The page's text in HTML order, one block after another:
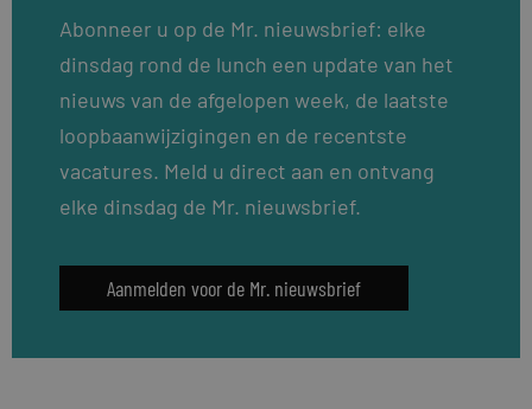
Abonneer u op de Mr. nieuwsbrief: elke
dinsdag rond de lunch een update van het
nieuws van de afgelopen week, de laatste
loopbaanwijzigingen en de recentste
vacatures. Meld u direct aan en ontvang
elke dinsdag de Mr. nieuwsbrief.
Aanmelden voor de Mr. nieuwsbrief